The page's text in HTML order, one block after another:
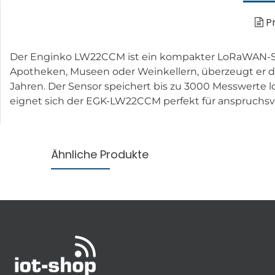
Der Enginko LW22CCM ist ein kompakter
Apotheken, Museen oder Weinkellern, überzeugt er
Jahren. Der Sensor speichert bis zu 3000
eignet sich der EGK-LW22CCM perfekt für
Ähnliche Produkte